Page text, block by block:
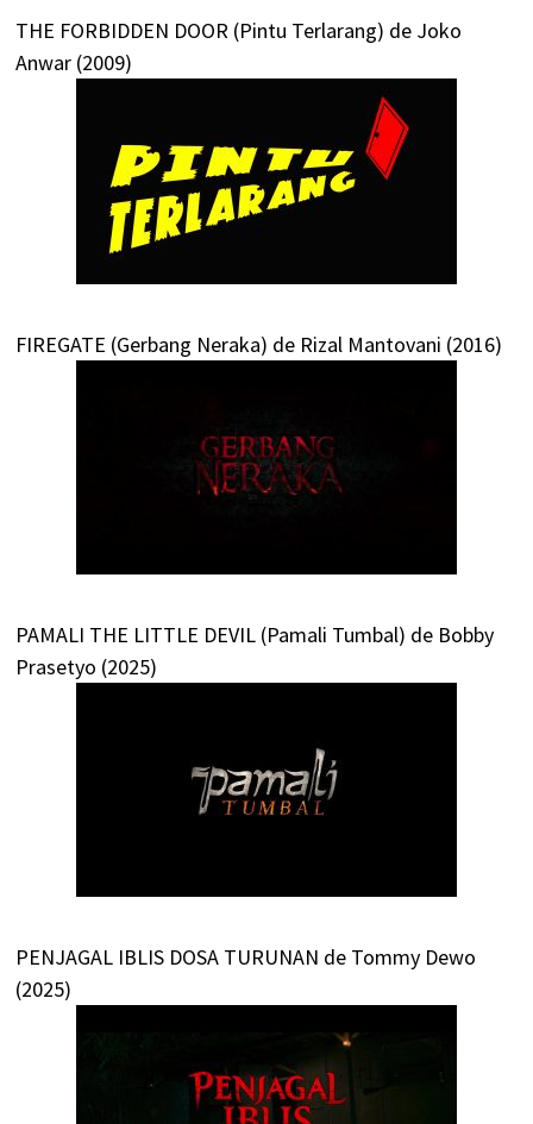
THE FORBIDDEN DOOR (Pintu Terlarang) de Joko
Anwar (2009)
FIREGATE (Gerbang Neraka) de Rizal Mantovani (2016)
PAMALI THE LITTLE DEVIL (Pamali Tumbal) de Bobby
Prasetyo (2025)
PENJAGAL IBLIS DOSA TURUNAN de Tommy Dewo
(2025)